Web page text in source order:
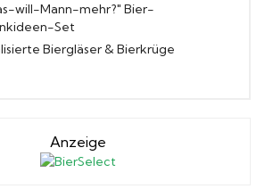
will-Mann-mehr?" Bier-
Set
Biergläser & Bierkrüge
Anzeige